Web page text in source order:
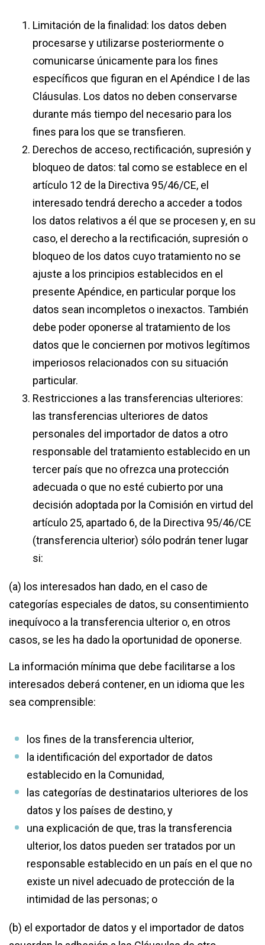
Limitación de la finalidad: los datos deben
procesarse y utilizarse posteriormente o
comunicarse únicamente para los fines
específicos que figuran en el Apéndice I de las
Cláusulas. Los datos no deben conservarse
durante más tiempo del necesario para los
fines para los que se transfieren.
Derechos de acceso, rectificación, supresión y
bloqueo de datos: tal como se establece en el
artículo 12 de la Directiva 95/46/CE, el
interesado tendrá derecho a acceder a todos
los datos relativos a él que se procesen y, en su
caso, el derecho a la rectificación, supresión o
bloqueo de los datos cuyo tratamiento no se
ajuste a los principios establecidos en el
presente Apéndice, en particular porque los
datos sean incompletos o inexactos. También
debe poder oponerse al tratamiento de los
datos que le conciernen por motivos legítimos
imperiosos relacionados con su situación
particular.
Restricciones a las transferencias ulteriores:
las transferencias ulteriores de datos
personales del importador de datos a otro
responsable del tratamiento establecido en un
tercer país que no ofrezca una protección
adecuada o que no esté cubierto por una
decisión adoptada por la Comisión en virtud del
artículo 25, apartado 6, de la Directiva 95/46/CE
(transferencia ulterior) sólo podrán tener lugar
si:
(a) los interesados han dado, en el caso de
categorías especiales de datos, su consentimiento
inequívoco a la transferencia ulterior o, en otros
casos, se les ha dado la oportunidad de oponerse.
La información mínima que debe facilitarse a los
interesados deberá contener, en un idioma que les
sea comprensible:
los fines de la transferencia ulterior,
la identificación del exportador de datos
establecido en la Comunidad,
las categorías de destinatarios ulteriores de los
datos y los países de destino, y
una explicación de que, tras la transferencia
ulterior, los datos pueden ser tratados por un
responsable establecido en un país en el que no
existe un nivel adecuado de protección de la
intimidad de las personas; o
(b) el exportador de datos y el importador de datos